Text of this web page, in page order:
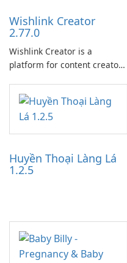
Wishlink Creator
2.77.0
Wishlink Creator is a
platform for content creators
work through built-in brand
partnerships and integrated
tools for content distribution
and audience engagement.
Huyền Thoại Làng Lá
1.2.5